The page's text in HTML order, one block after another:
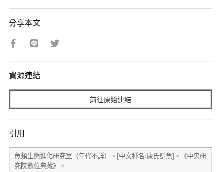
分享本文
資源連結
前往原始連結
引用